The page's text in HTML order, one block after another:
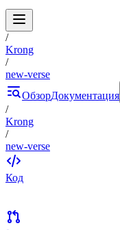
/
Krong
/
new-verse
ОбзорДокументация
/
Krong
/
new-verse
Код